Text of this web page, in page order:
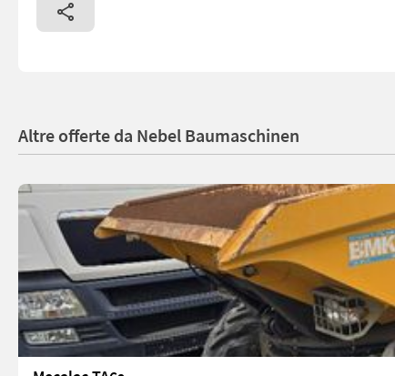
Altre offerte da Nebel Baumaschinen